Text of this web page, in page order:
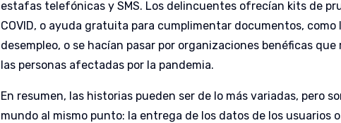
estafas telefónicas y SMS. Los delincuentes ofrecían kits de
COVID, o ayuda gratuita para cumplimentar documentos,
desempleo, o se hacían pasar por organizaciones benéficas
las personas afectadas por la pandemia.
En resumen, las historias pueden ser de lo más variadas, pero
mundo al mismo punto: la entrega de los datos de los usuarios